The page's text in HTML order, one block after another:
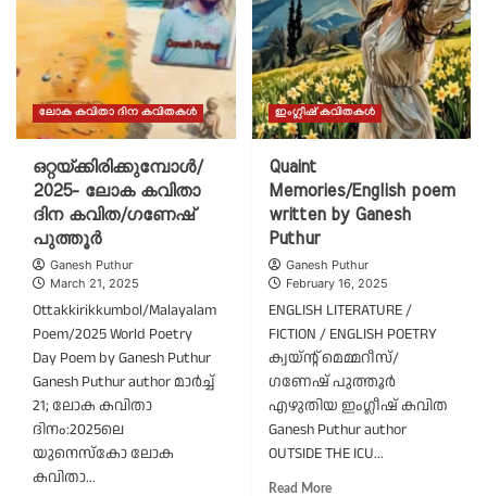
ലോക കവിതാ ദിന കവിതകൾ
ഒറ്റയ്ക്കിരിക്കുമ്പോൾ/
2025- ലോക കവിതാ
ദിന കവിത/ഗണേഷ്
പുത്തൂർ
Ganesh Puthur
March 21, 2025
Ottakkirikkumbol/Malayalam
Poem/2025 World Poetry
Day Poem by Ganesh Puthur
Ganesh Puthur author മാർച്ച്
21; ലോക കവിതാ
ദിനം:2025ലെ
യുനെസ്കോ ലോക
കവിതാ...
ഇംഗ്ലീഷ് കവിതകൾ
Quaint
Memories/English poem
written by Ganesh
Puthur
Ganesh Puthur
February 16, 2025
ENGLISH LITERATURE /
FICTION / ENGLISH POETRY
ക്വയ്ന്റ് മെമ്മറീസ്/
ഗണേഷ് പുത്തൂർ
എഴുതിയ ഇംഗ്ലീഷ് കവിത
Ganesh Puthur author
OUTSIDE THE ICU...
Read MoreRead